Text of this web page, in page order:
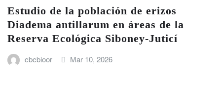
Estudio de la población de erizos
Diadema antillarum en áreas de la
Reserva Ecológica Siboney-Juticí
cbcbioor Mar 10, 2026